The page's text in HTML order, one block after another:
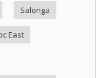
Salonga
East